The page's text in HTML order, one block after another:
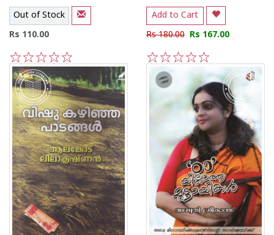
Out of Stock
Rs 110.00
5
4
3
2
1
Add to Cart
Rs 180.00 Rs 167.00
5
3
2